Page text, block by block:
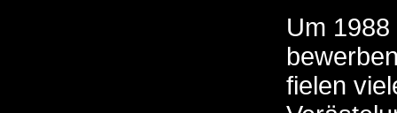
Um
fielen